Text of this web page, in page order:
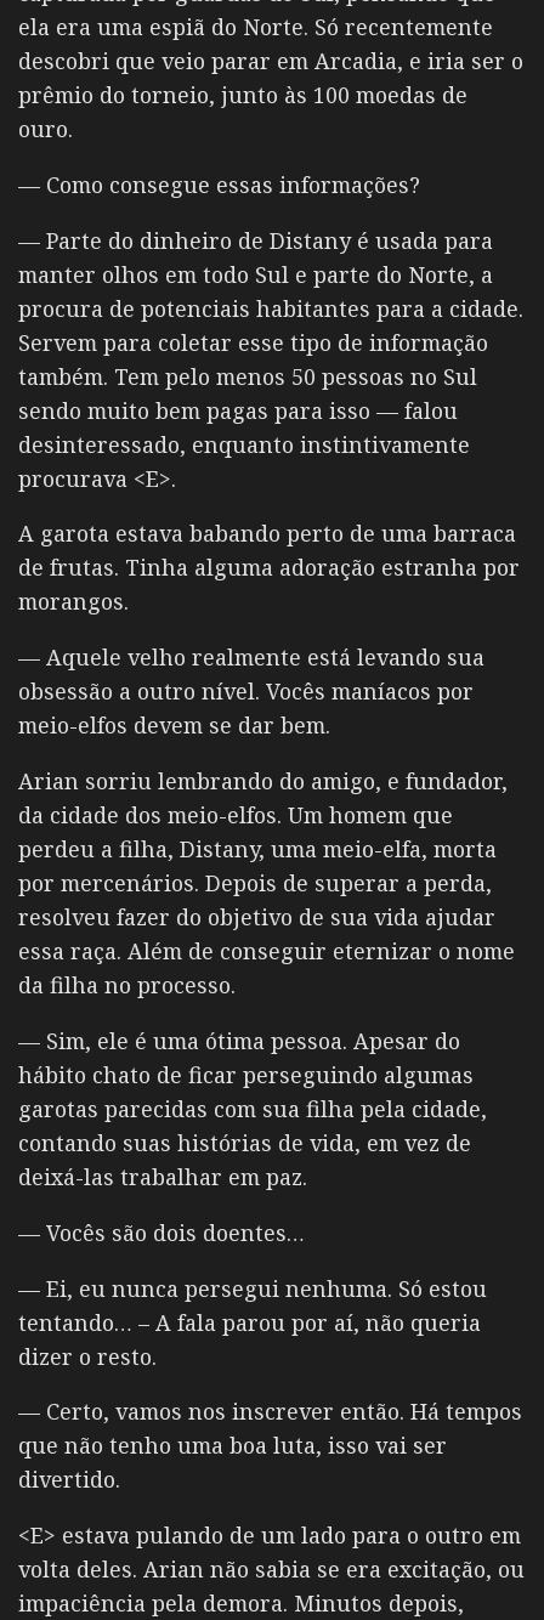
ela era uma espiã do Norte. Só recentemente
descobri que veio parar em Arcadia, e iria ser o
prêmio do torneio, junto às 100 moedas de
ouro.
— Como consegue essas informações?
— Parte do dinheiro de Distany é usada para
manter olhos em todo Sul e parte do Norte, a
procura de potenciais habitantes para a cidade.
Servem para coletar esse tipo de informação
também. Tem pelo menos 50 pessoas no Sul
sendo muito bem pagas para isso — falou
desinteressado, enquanto instintivamente
procurava <E>.
A garota estava babando perto de uma barraca
de frutas. Tinha alguma adoração estranha por
morangos.
— Aquele velho realmente está levando sua
obsessão a outro nível. Vocês maníacos por
meio-elfos devem se dar bem.
Arian sorriu lembrando do amigo, e fundador,
da cidade dos meio-elfos. Um homem que
perdeu a filha, Distany, uma meio-elfa, morta
por mercenários. Depois de superar a perda,
resolveu fazer do objetivo de sua vida ajudar
essa raça. Além de conseguir eternizar o nome
da filha no processo.
— Sim, ele é uma ótima pessoa. Apesar do
hábito chato de ficar perseguindo algumas
garotas parecidas com sua filha pela cidade,
contando suas histórias de vida, em vez de
deixá-las trabalhar em paz.
— Vocês são dois doentes…
— Ei, eu nunca persegui nenhuma. Só estou
tentando… – A fala parou por aí, não queria
dizer o resto.
— Certo, vamos nos inscrever então. Há tempos
que não tenho uma boa luta, isso vai ser
divertido.
<E> estava pulando de um lado para o outro em
volta deles. Arian não sabia se era excitação, ou
impaciência pela demora. Minutos depois,